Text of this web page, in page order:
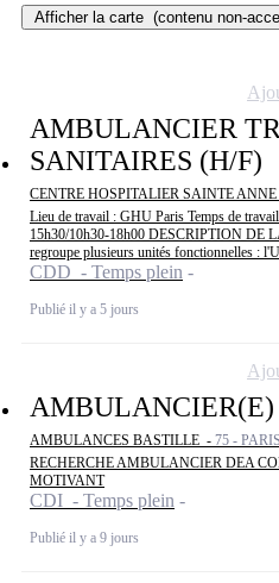
Afficher la carte (contenu non-
AMBULANCIER
SANITAIRES (H/F)
CENTRE HOSPITALIER SAINTE
Lieu de travail : GHU Paris Temps de
15h30/10h30-18h00 DESCRIPTION DE
regroupe plusieurs unités fonctionnelles :
CDD - Temps plein
Publié il y a 5 jours
AMBULANCES BASTILLE - 75 - PARIS
RECHERCHE AMBULANCIER DEA
MOTIVANT
CDI - Temps plein
Publié il y a 9 jours